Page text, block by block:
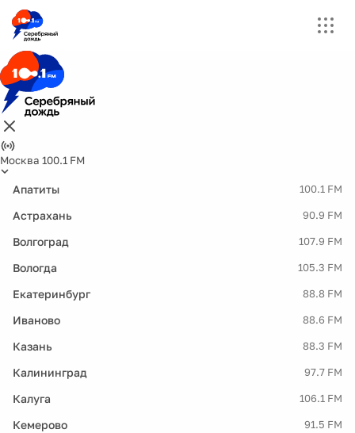
Москва 100.1 FM
Апатиты 100.1 FM
Астрахань 90.9 FM
Волгоград 107.9 FM
Вологда 105.3 FM
Екатеринбург 88.8 FM
Иваново 88.6 FM
Казань 88.3 FM
Калининград 97.7 FM
Калуга 106.1 FM
Кемерово 91.5 FM